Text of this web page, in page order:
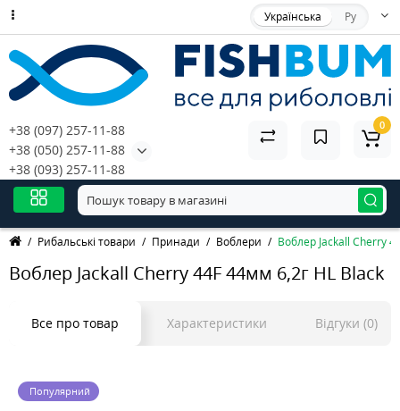
Українська Ру
+38 (097) 257-11-88
+38 (050) 257-11-88
+38 (093) 257-11-88
0
Рибальські товари Принади Воблери Воблер Jackall Cherry
Воблер Jackall Cherry 44F 44мм 6,2г HL Black
Все про товар Характеристики Відгуки (0)
Популярний